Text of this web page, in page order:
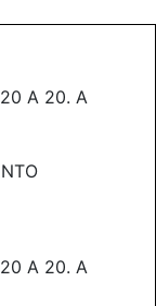
A 20. A
A 20. A